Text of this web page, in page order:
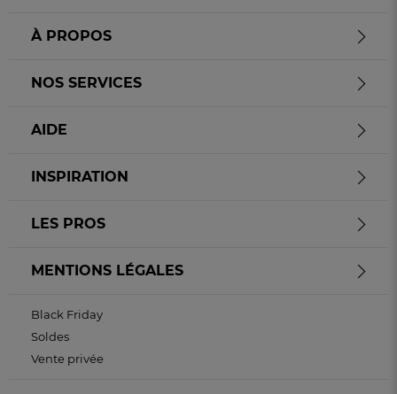
À PROPOS
NOS SERVICES
AIDE
INSPIRATION
LES PROS
MENTIONS LÉGALES
Black Friday
Soldes
Vente privée